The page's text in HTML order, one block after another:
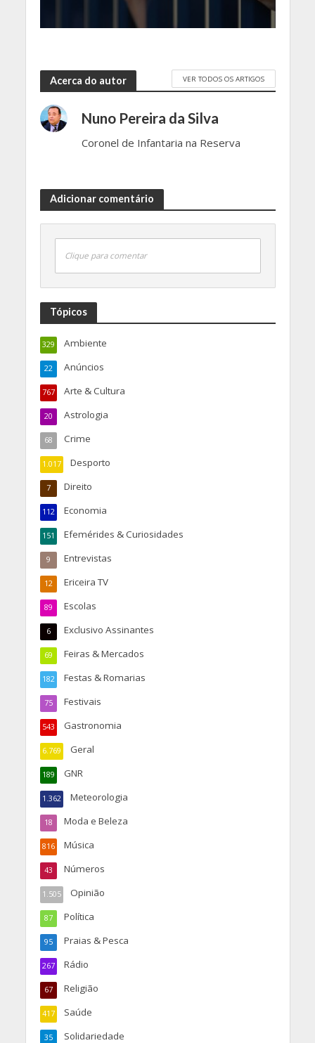
Acerca do autor VER TODOS OS ARTIGOS
Nuno Pereira da Silva
Coronel de Infantaria na Reserva
Adicionar comentário
Clique para comentar
Tópicos
Ambiente
329
Anúncios
22
Arte & Cultura
767
Astrologia
20
Crime
68
Desporto
1.017
Direito
7
Economia
112
Efemérides & Curiosidades
151
Entrevistas
9
Ericeira TV
12
Escolas
89
Exclusivo Assinantes
6
Feiras & Mercados
69
Festas & Romarias
182
Festivais
75
Gastronomia
543
Geral
6.769
GNR
189
Meteorologia
1.362
Moda e Beleza
18
Música
816
Números
43
Opinião
1.505
Política
87
Praias & Pesca
95
Rádio
267
Religião
67
Saúde
417
Solidariedade
35